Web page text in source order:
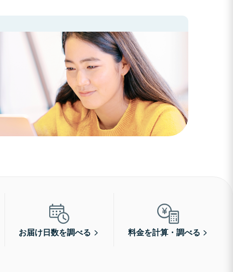
お届け日数を調べる 料金を計算・調べる